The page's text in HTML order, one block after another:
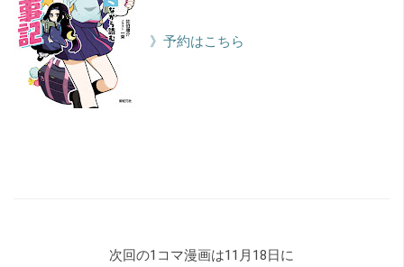
》予約はこちら
次回の1コマ漫画は11月18日に